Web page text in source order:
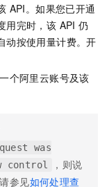
API。如果您已开通
用完时，该 API 仍
动按使用量计费。开
个阿里云账号及该
was
control
，则说
参见如何处理查